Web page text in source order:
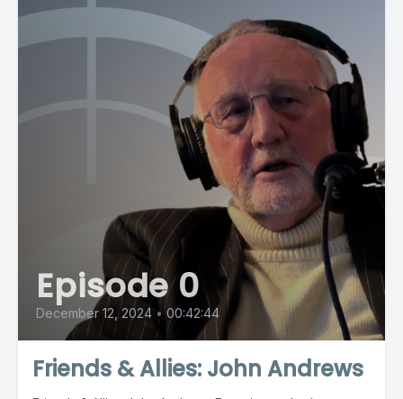
Episode 0
December 12, 2024 • 00:42:44
Friends & Allies: John Andrews